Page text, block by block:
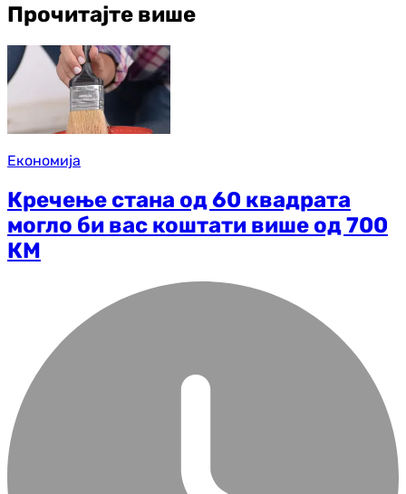
Прочитајте више
Економија
Кречење стана од 60 квадрата
могло би вас коштати више од 700
КМ